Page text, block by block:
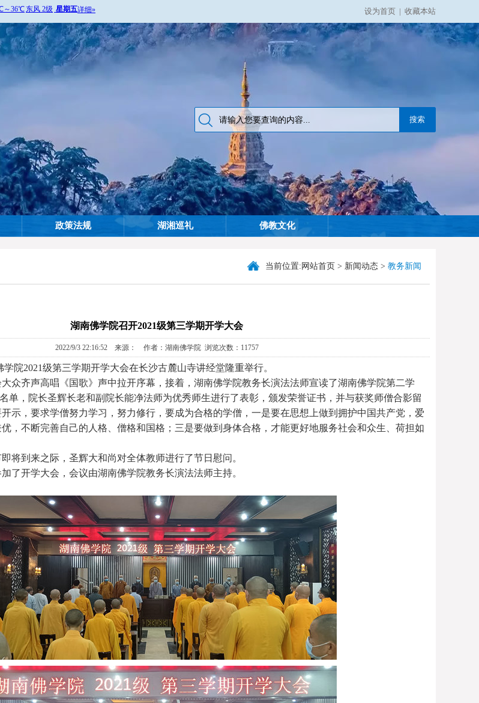
设为首页 | 收藏本站
政策法规 湖湘巡礼 佛教文化
当前位置: 网站首页 > 新闻动态 > 教务新闻
湖南佛学院召开2021级第三学期开学大会
2022/9/3 22:16:52 来源： 作者：湖南佛学院 浏览次数：11757
2021级第三学期开学大会在长沙古麓山寺讲经堂隆重举行。
齐声高唱《国歌》声中拉开序幕，接着，湖南佛学院教务长演法法师宣读了湖南佛学院第二学
单，院长圣辉长老和副院长能净法师为优秀师生进行了表彰，颁发荣誉证书，并与获奖师僧合影留
示，要求学僧努力学习，努力修行，要成为合格的学僧，一是要在思想上做到拥护中国共产党，爱
，不断完善自己的人格、僧格和国格；三是要做到身体合格，才能更好地服务社会和众生、荷担如
到来之际，圣辉大和尚对全体教师进行了节日慰问。
开学大会，会议由湖南佛学院教务长演法法师主持。